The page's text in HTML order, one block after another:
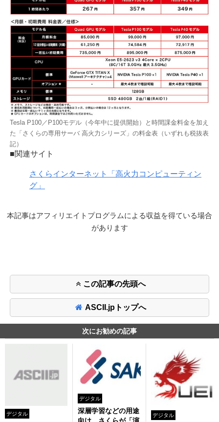
Tesla P100／P100モデル（今年中に提供開始）と時間課金料金を加え
た「さくらの専用サーバ 高火力シリーズ」の料金表（いずれも税抜表
記）
■関連サイト
さくらインターネット「高火力コンピューティン
グ」
本記事はアフィリエイトプログラムによる収益を得ている場合
があります
この記事の先頭へ
ASCII.jpトップへ
次にお勧めの記事
デジタル
デジタル
深層学習などの用途
デジタル